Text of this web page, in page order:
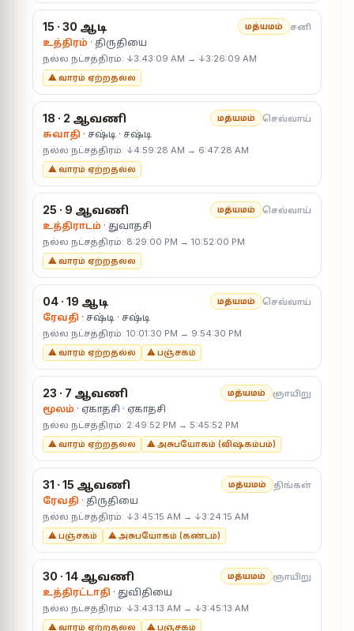
15 · 30 ஆடி மத்யமம் சனி
உத்திரம் · திருதியை
நல்ல நட்சத்திரம்: ↓3:43:09 AM → ↓3:26:09 AM
⚠ வாரம் ஏற்றதல்ல
18 · 2 ஆவணி மத்யமம் செவ்வாய்
சுவாதி · சஷ்டி · சஷ்டி
நல்ல நட்சத்திரம்: ↓4:59:28 AM → 6:47:28 AM
⚠ வாரம் ஏற்றதல்ல
25 · 9 ஆவணி மத்யமம் செவ்வாய்
உத்திராடம் · துவாதசி
நல்ல நட்சத்திரம்: 8:29:00 PM → 10:52:00 PM
⚠ வாரம் ஏற்றதல்ல
04 · 19 ஆடி மத்யமம் செவ்வாய்
ரேவதி · சஷ்டி · சஷ்டி
நல்ல நட்சத்திரம்: 10:01:30 PM → 9:54:30 PM
⚠ வாரம் ஏற்றதல்ல ⚠ பஞ்சகம்
23 · 7 ஆவணி மத்யமம் ஞாயிறு
மூலம் · ஏகாதசி · ஏகாதசி
நல்ல நட்சத்திரம்: 2:49:52 PM → 5:45:52 PM
⚠ வாரம் ஏற்றதல்ல ⚠ அசுபயோகம் (விஷ்கம்பம்)
31 · 15 ஆவணி மத்யமம் திங்கள்
ரேவதி · திருதியை
நல்ல நட்சத்திரம்: ↓3:45:15 AM → ↓3:24:15 AM
⚠ பஞ்சகம் ⚠ அசுபயோகம் (கண்டம்)
30 · 14 ஆவணி மத்யமம் ஞாயிறு
உத்திரட்டாதி · துவிதியை
நல்ல நட்சத்திரம்: ↓3:43:13 AM → ↓3:45:13 AM
⚠ வாரம் ஏற்றதல்ல
⚠ பஞ்சகம்